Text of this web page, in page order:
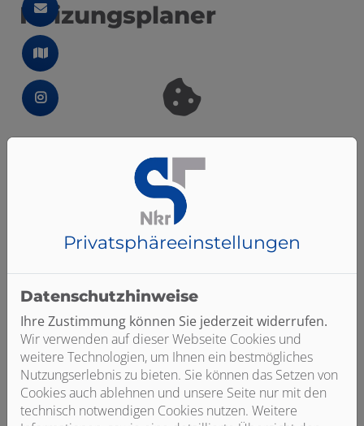
Heizungsplaner
dieses Element notwendigen Cookies zu akzeptieren.
Bitte das Cookie-Consent-Tool öffnen, um die für dieses
Element notwendigen Cookies zu akzeptieren.
Privatsphäre­einstellungen
Datenschutzhinweise
Ihre Zustimmung können Sie jederzeit widerrufen.
Wir verwenden auf dieser Webseite Cookies und
weitere Technologien, um Ihnen ein bestmögliches
Nutzungserlebnis zu bieten. Sie können das Setzen von
Cookies auch ablehnen und unsere Seite nur mit den
technisch notwendigen Cookies nutzen. Weitere